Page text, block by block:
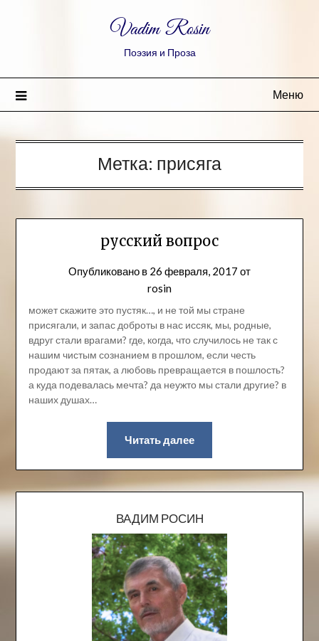
Vadim Rosin
Поэзия и Проза
Меню
Метка: присяга
русский вопрос
Опубликовано в 26 февраля, 2017 от
rosin
может скажите это пустяк…, и не той мы стране
присягали, и запас доброты в нас иссяк, мы, родные,
вдруг стали врагами? где, когда, что случилось не так с
нашим чистым сознанием в прошлом, если честь
продают за пятак, а любовь превращается в пошлость?
а куда подевалась мечта? да неужто мы стали другие? в
наших душах…
Читать далее
ВАДИМ РОСИН